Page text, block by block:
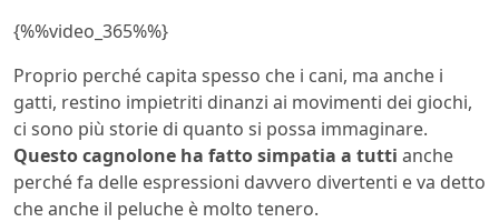
{%%video_365%%}
Proprio perché capita spesso che i cani, ma anche i
gatti, restino impietriti dinanzi ai movimenti dei giochi,
ci sono più storie di quanto si possa immaginare.
Questo cagnolone ha fatto simpatia a tutti anche
perché fa delle espressioni davvero divertenti e va detto
che anche il peluche è molto tenero.